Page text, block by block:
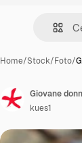
Home/Stock/Foto/
Giovane
kues1